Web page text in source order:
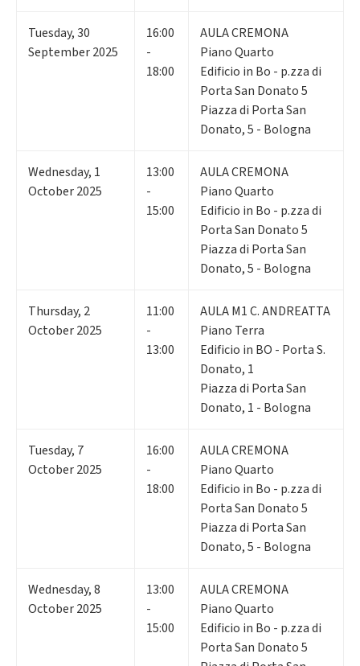
Tuesday,30
September 2025
16:00
-
18:00
AULA CREMONA
Piano Quarto
Edificio in Bo - p.zza di
Porta San Donato 5
Piazza di Porta San
Donato, 5 - Bologna
Wednesday, 1
October 2025
13:00
-
15:00
AULA CREMONA
Piano Quarto
Edificio in Bo - p.zza di
Porta San Donato 5
Piazza di Porta San
Donato, 5 - Bologna
Thursday, 2
October 2025
11:00
-
13:00
AULA M1 C. ANDREATTA
Piano Terra
Edificio in BO - Porta S.
Donato, 1
Piazza di Porta San
Donato, 1 - Bologna
Tuesday, 7
October 2025
16:00
-
18:00
AULA CREMONA
Piano Quarto
Edificio in Bo - p.zza di
Porta San Donato 5
Piazza di Porta San
Donato, 5 - Bologna
Wednesday,8
October 2025
13:00
-
15:00
AULA CREMONA
Piano Quarto
Edificio in Bo - p.zza di
Porta San Donato 5